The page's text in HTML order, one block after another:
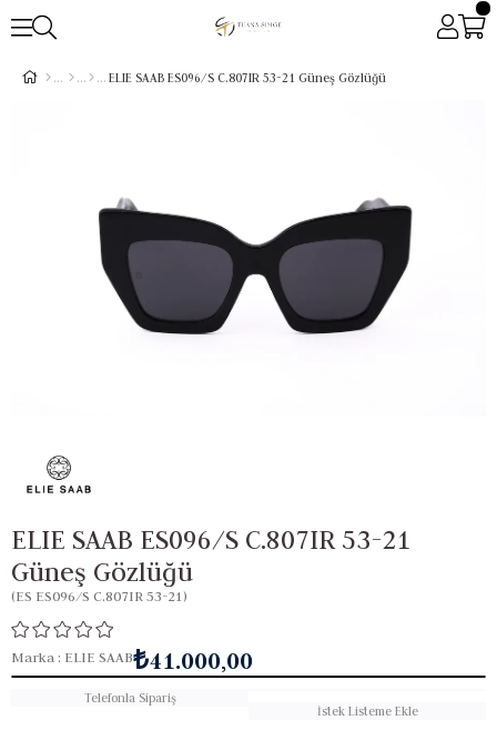
ELIE SAAB ES096/S C.807IR 53-21 Güneş Gözlüğü
ELIE SAAB ES096/S C.807IR 53-21
Güneş Gözlüğü
(ES ES096/S C.807IR 53-21)
Marka : ELIE SAAB₺41.000,00
Telefonla Sipariş
İstek Listeme Ekle